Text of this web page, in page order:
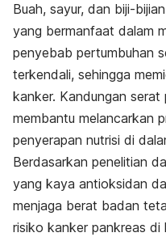
Buah, sayur, dan biji-
yang bermanfaat dalam
penyebab pertumbuhan
terkendali, sehingga
kanker. Kandungan serat
membantu melancarkan
penyerapan nutrisi di
Berdasarkan penelitian
yang kaya antioksidan
menjaga berat badan
risiko kanker pankreas di